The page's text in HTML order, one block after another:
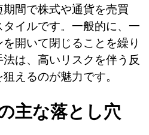
間で株式や通貨を売買
イルです。一般的に、一
開いて閉じることを繰り
は、高いリスクを伴う反
えるのが魅力です。
主な落とし穴